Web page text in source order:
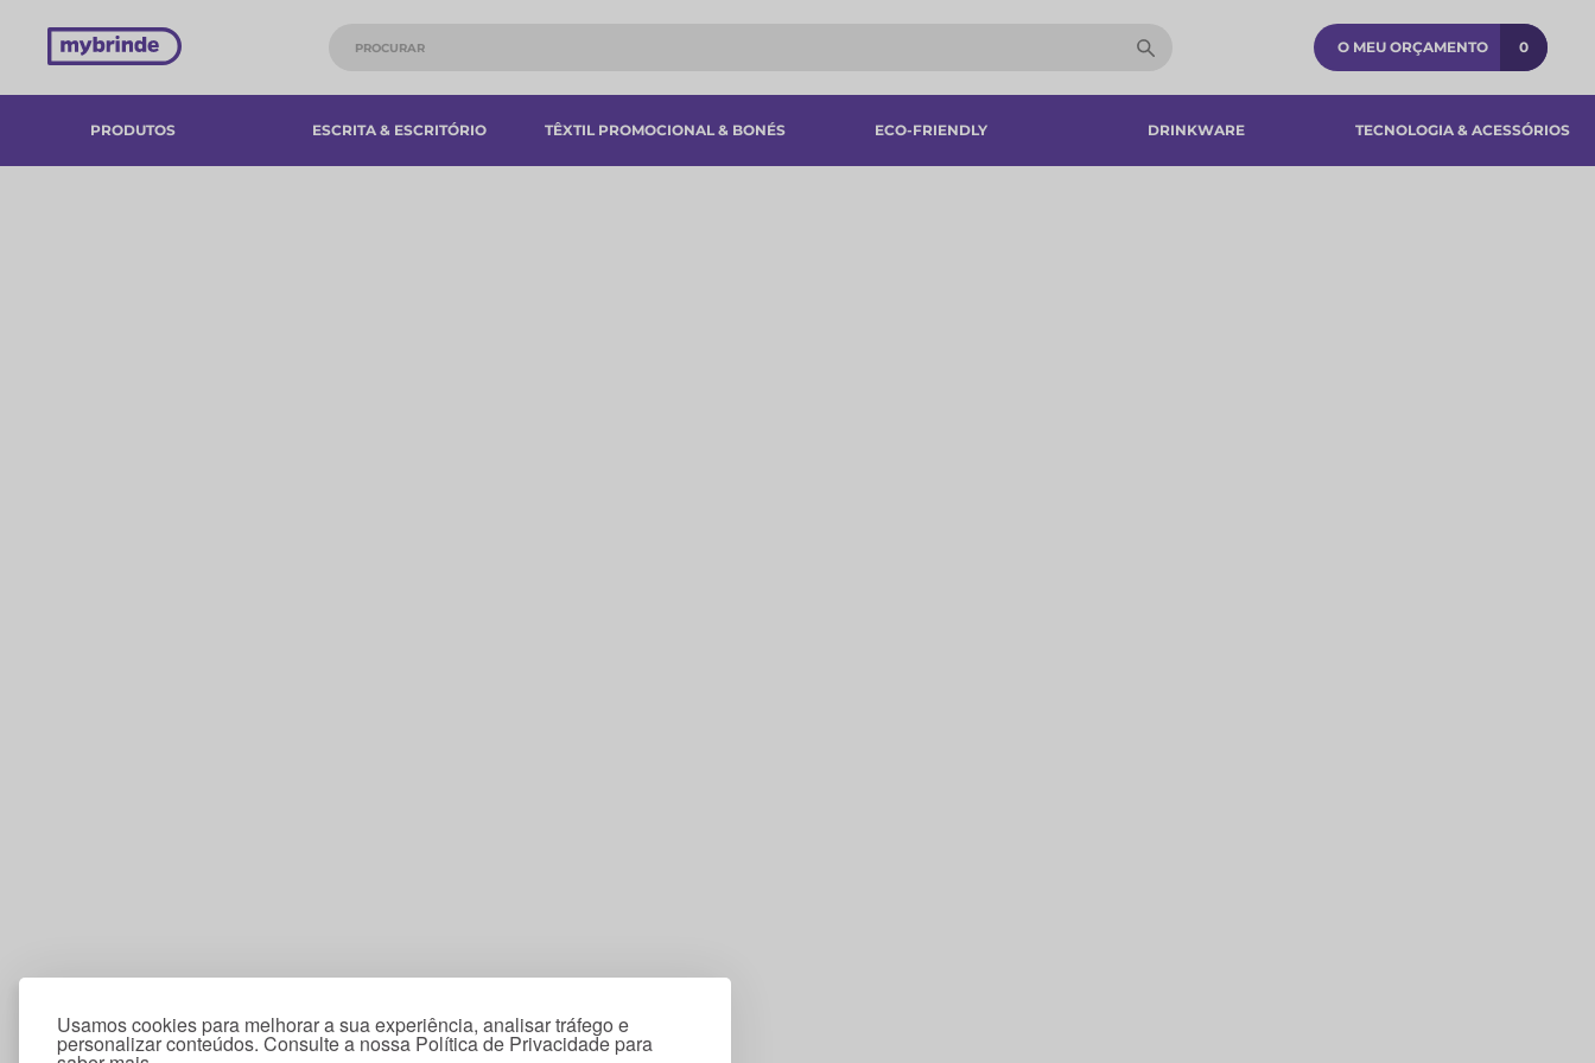
Usamos cookies para melhorar a sua experiência, analisar tráfego e
personalizar conteúdos. Consulte a nossa Política de Privacidade para
O MEU ORÇAMENTO 0
PRODUTOS ESCRITA & ESCRITÓRIO TÊXTIL PROMOCIONAL & BONÉS ECO-FRIENDLY DRINKWARE TECNOLOGIA & ACESSÓRIOS​